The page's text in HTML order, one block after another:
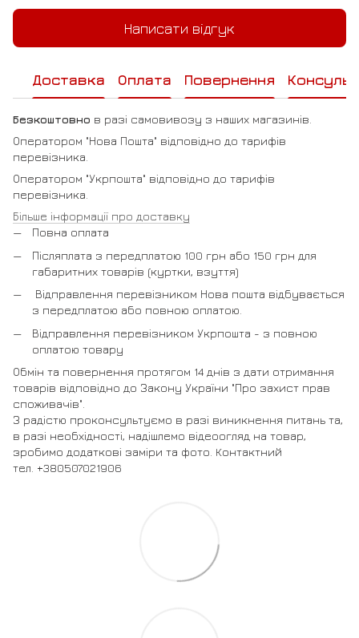
Написати відгук
Доставка Оплата Повернення
Безкоштовно в разі самовивозу з наших магазинів.
Оператором "Нова Пошта" відповідно до тарифів
перевізника.
Оператором "Укрпошта" відповідно до тарифів
перевізника.
Більше інформації про доставку
Повна оплата
Післяплата з передплатою 100 грн або 150 грн для
габаритних товарів (куртки, взуття)
Відправлення перевізником Нова пошта відбувається
з передплатою або повною оплатою.
Відправлення перевізником Укрпошта - з повною
оплатою товару
Обмін та повернення протягом 14 днів з дати отримання
товарів відповідно до Закону України "Про захист прав
споживачів".
З радістю проконсультуємо в разі виникнення питань та,
в разі необхідності, надішлемо відеоогляд на товар,
зробимо додаткові заміри та фото. Контактний
тел. +380507021906